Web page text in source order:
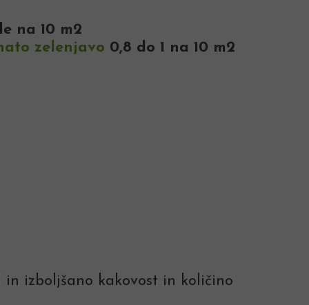
na 10 m2
zelenjavo 0,8 do 1 na 10 m2
izboljšano kakovost in količino